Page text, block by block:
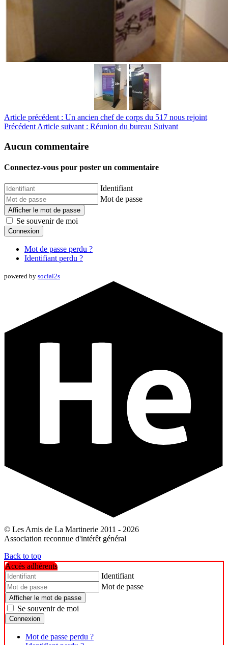
Article précédent : Un ancien chef de corps du 517 nous rejoint
Précédent Article suivant : Réunion du bureau Suivant
Aucun commentaire
Connectez-vous pour poster un commentaire
Identifiant
Mot de passe
Afficher le mot de passe
Se souvenir de moi
Connexion
Mot de passe perdu ?
Identifiant perdu ?
powered by social2s
© Les Amis de La Martinerie 2011 - 2026
Association reconnue d'intérêt général
Back to top
Accès adhérents
Identifiant
Mot de passe
Afficher le mot de passe
Se souvenir de moi
Connexion
Mot de passe perdu ?